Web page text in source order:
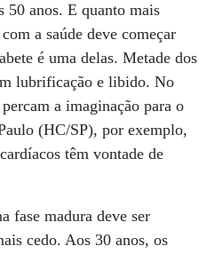
50 anos. E quanto mais
a saúde deve começar
é uma delas. Metade dos
lubrificação e libido. No
a imaginação para o
(HC/SP), por exemplo,
têm vontade de
fase madura deve ser
cedo. Aos 30 anos, os